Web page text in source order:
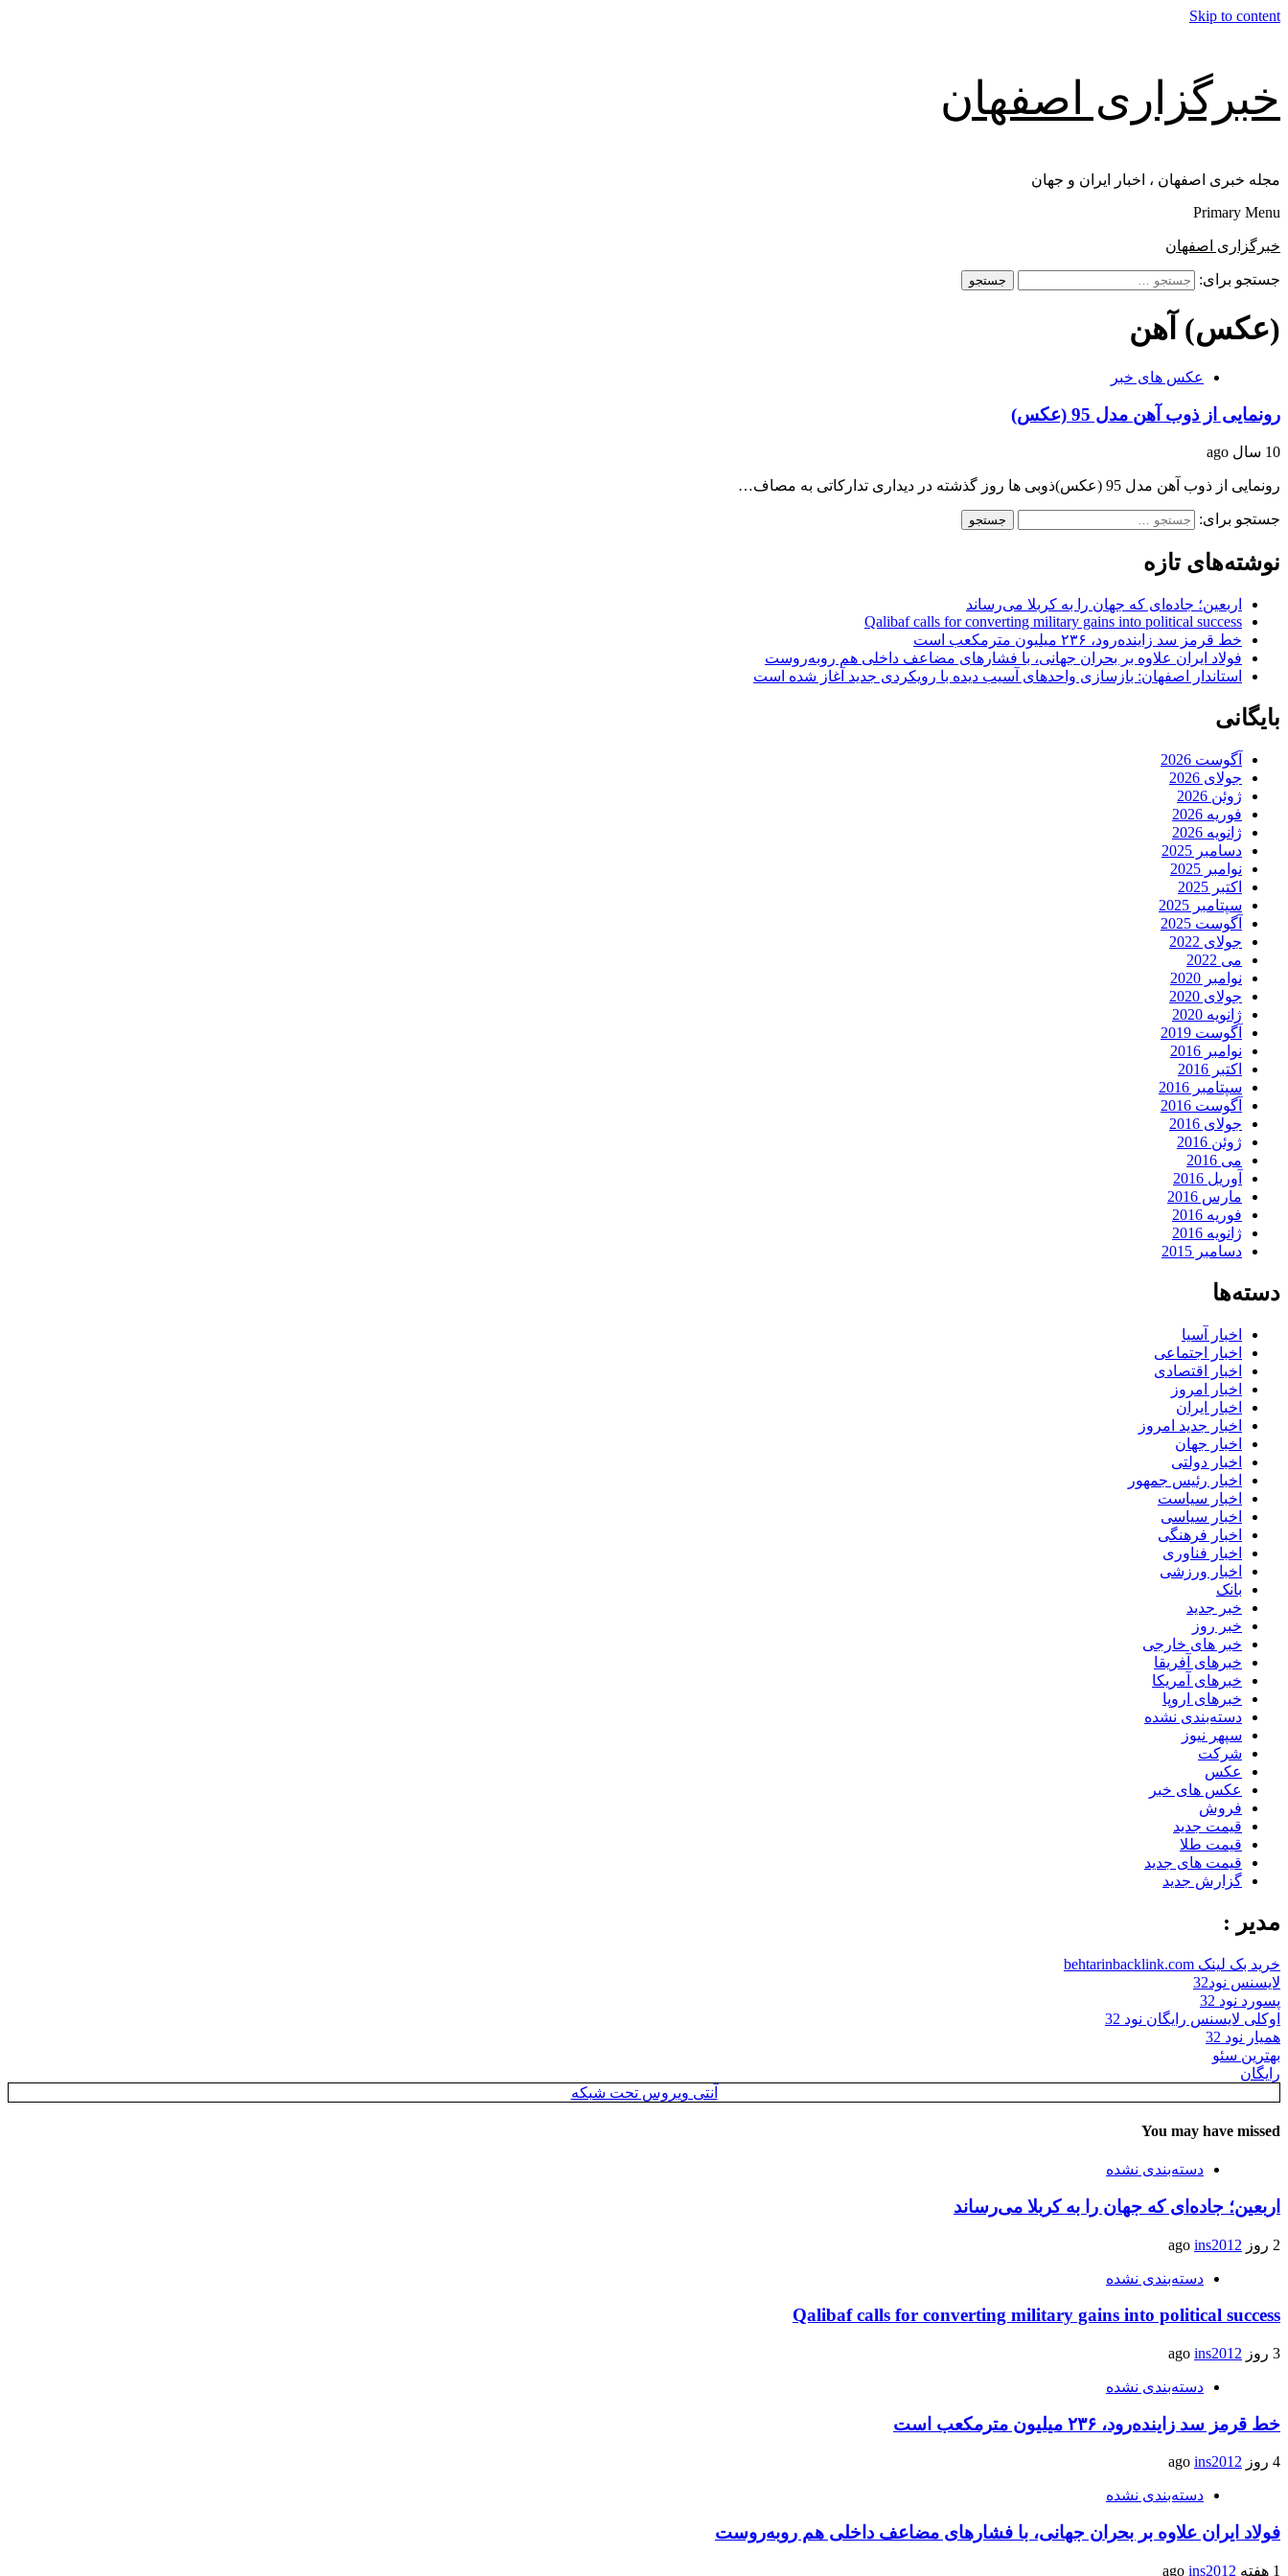
Skip to content
خبرگزاری اصفهان
مجله خبری اصفهان ، اخبار ایران و جهان
Primary Menu
خبرگزاری اصفهان
جستجو برای:
(عکس) آهن
عکس های خبر
رونمایی از ذوب آهن مدل 95 (عکس)
10 سال ago
رونمایی از ذوب آهن مدل 95 (عکس)ذوبی ها روز گذشته در دیداری تدارکاتی به مصاف…
جستجو برای:
نوشته‌های تازه
اربعین؛ جاده‌ای که جهان را به کربلا می‌رساند
Qalibaf calls for converting military gains into political success
خط قرمز سد زاینده‌رود، ۲۳۶ میلیون مترمکعب است
فولاد ایران علاوه بر بحران جهانی، با فشارهای مضاعف داخلی هم روبه‌روست
استاندار اصفهان: بازسازی واحدهای آسیب دیده با رویکردی جدید آغاز شده است
بایگانی
آگوست 2026
جولای 2026
ژوئن 2026
فوریه 2026
ژانویه 2026
دسامبر 2025
نوامبر 2025
اکتبر 2025
سپتامبر 2025
آگوست 2025
جولای 2022
می 2022
نوامبر 2020
جولای 2020
ژانویه 2020
آگوست 2019
نوامبر 2016
اکتبر 2016
سپتامبر 2016
آگوست 2016
جولای 2016
ژوئن 2016
می 2016
آوریل 2016
مارس 2016
فوریه 2016
ژانویه 2016
دسامبر 2015
دسته‌ها
اخبار آسیا
اخبار اجتماعی
اخبار اقتصادی
اخبار امروز
اخبار ایران
اخبار جدید امروز
اخبار جهان
اخبار دولتی
اخبار رئیس جمهور
اخبار سیاست
اخبار سیاسی
اخبار فرهنگی
اخبار فناوری
اخبار ورزشی
بانک
خبر جدید
خبر روز
خبر های خارجی
خبرهای آفریقا
خبرهای آمریکا
خبرهای اروپا
دسته‌بندی نشده
سپهر نیوز
شرکت
عکس
عکس های خبر
فروش
قیمت جدید
قیمت طلا
قیمت های جدید
گزارش جدید
مدیر :
خرید بک لینک behtarinbacklink.com
لایسنس نود32
پسورد نود 32
اوکلی لایسنس رایگان نود 32
همیار نود 32
بهترین سئو
رایگان
آنتی ویروس تحت شبکه
You may have missed
دسته‌بندی نشده
اربعین؛ جاده‌ای که جهان را به کربلا می‌رساند
2 روز ago ins2012
دسته‌بندی نشده
Qalibaf calls for converting military gains into political success
3 روز ago ins2012
دسته‌بندی نشده
خط قرمز سد زاینده‌رود، ۲۳۶ میلیون مترمکعب است
4 روز ago ins2012
دسته‌بندی نشده
فولاد ایران علاوه بر بحران جهانی، با فشارهای مضاعف داخلی هم روبه‌روست
1 هفته ago ins2012